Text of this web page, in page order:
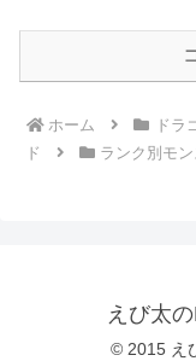
ホーム ドラ
ド
ランク別モ
えび太
© 2015 え